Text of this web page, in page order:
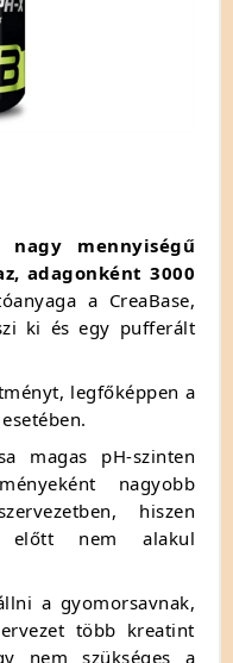
mennyiségű
adagonként 3000
a CreaBase,
ki és egy pufferált
legfőképpen a
magas pH-szinten
nagyobb
hiszen
előtt nem alakul
a gyomorsavnak,
több kreatint
nem szükséges a